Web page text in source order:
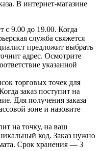
В интернет-магазине
с 9.00 до 19.00. Когда
служба свяжется
предложит выбрать
адрес. Осмотрите
указанной
торговых точек для
заказ поступит на
Для получения заказа
зоне и назовите
на точку, на ваш
код. Заказ нужно
Срок хранения — 3